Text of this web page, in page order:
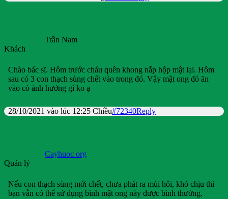
Trần Nam
Khách
Chào bác sĩ. Hôm trước cháu quên khong nắp hộp mật lại. Hôm
sau có 3 con thạch sùng chết vào trong đó. Vậy mật ong đó ăn
vào có ảnh hưởng gì ko ạ
28/10/2021 vào lúc 12:25 Chiều#72340Reply
Cayhuoc org
Quản lý
Nếu con thạch sùng mới chết, chưa phát ra mùi hôi, khó chịu thì
bạn vẫn có thể sử dụng bình mật ong này được bình thường.